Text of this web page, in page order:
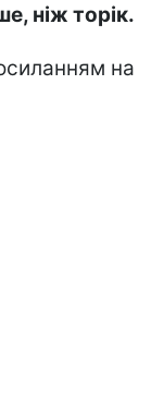
ніж торік.
на